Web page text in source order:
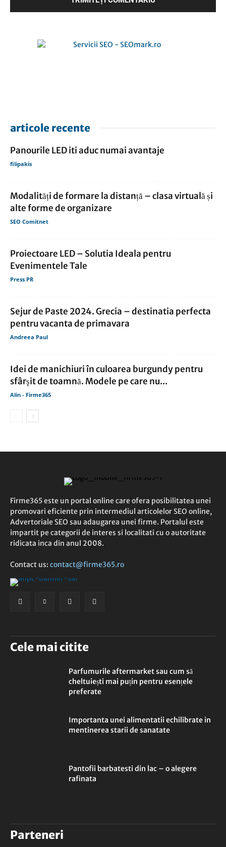
articole recente
Panourile LED iti aduc numai avantaje
filipakis
Modalități de formare la distanță – clasa virtuală și
alte forme de organizare
SEO Comitnet
Proiectoare LED – Solutia Ideala pentru
Evenimentele Tale
Press PR
Sejur de Paste 2024. Grecia – destinatia perfecta
pentru vacanta de primavara
Andreea Paul
Idei de manichiuri în culoarea burgundy pentru
sfârşit de toamnă. Modele pe care nu...
Alin - Firme365
Firme365 este un portal online care ofera posibilitatea unei
promovari eficiente prin intermediul articolelor SEO online,
Advertoriale SEO sau adaugarea unei firme. Portalul este
impartit pe categorii de interes si localitati cu o autoritate
ridicata inca din anul 2008.
Contact us: contact@firme365.ro
Cele mai citite
Parfumurile aftermarket sau cum să
cheltuiești mai puțin pentru esențele
preferate
Importanta unei alimentatii echilibrate in
mentinerea starii de sanatate
Pantofii barbatesti din lac – o alegere
rafinata
Parteneri